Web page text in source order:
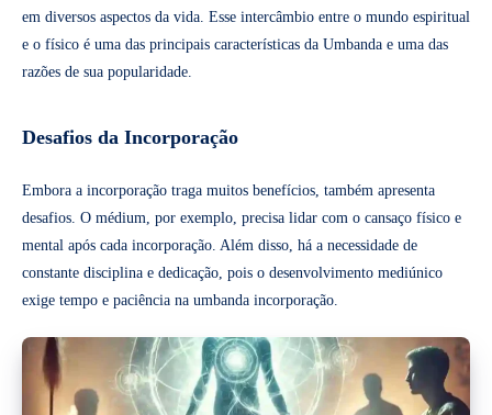
em diversos aspectos da vida. Esse intercâmbio entre o mundo espiritual
e o físico é uma das principais características da Umbanda e uma das
razões de sua popularidade.
Desafios da Incorporação
Embora a incorporação traga muitos benefícios, também apresenta
desafios. O médium, por exemplo, precisa lidar com o cansaço físico e
mental após cada incorporação. Além disso, há a necessidade de
constante disciplina e dedicação, pois o desenvolvimento mediúnico
exige tempo e paciência na umbanda incorporação.